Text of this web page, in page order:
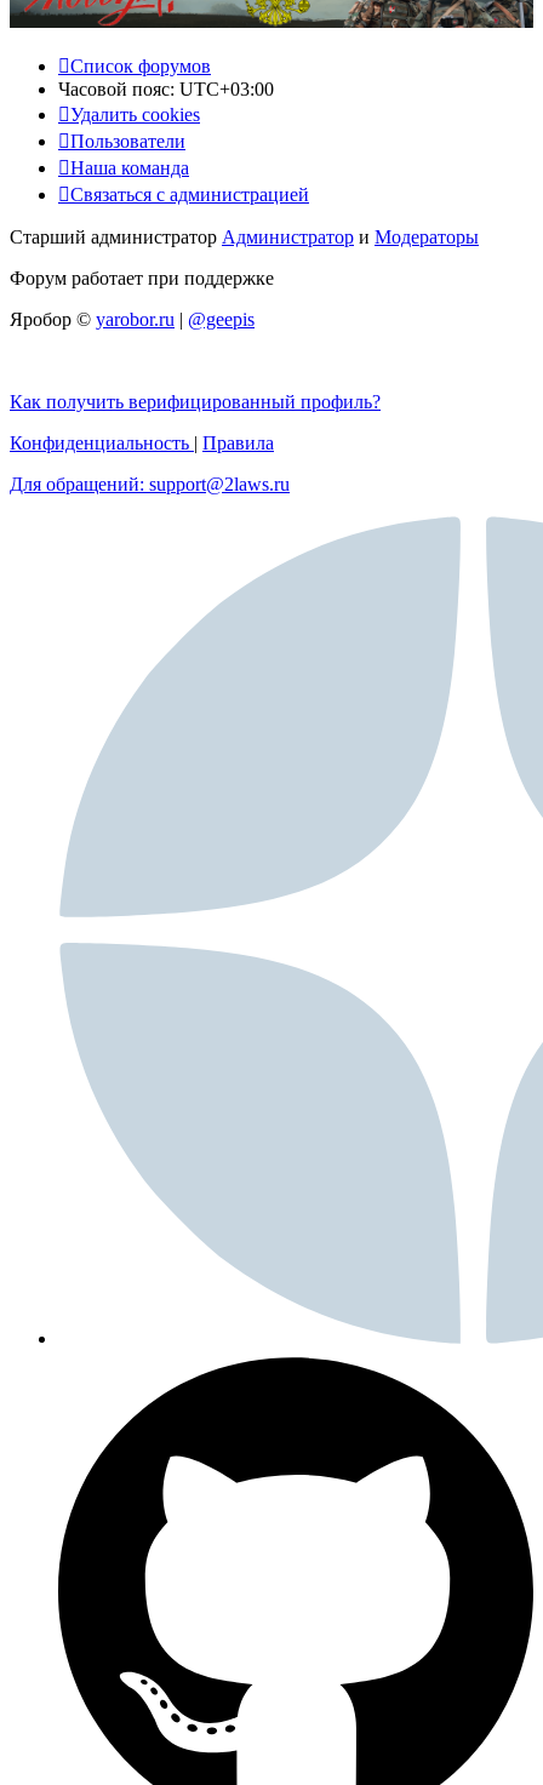
Список форумов
Часовой пояс: UTC+03:00
Удалить cookies
Пользователи
Наша команда
Связаться с администрацией
Старший администратор Администратор и Модераторы
Форум работает при поддержке
Яробор © yarobor.ru | @geepis
Как получить верифицированный профиль?
Конфиденциальность | Правила
Для обращений: support@2laws.ru